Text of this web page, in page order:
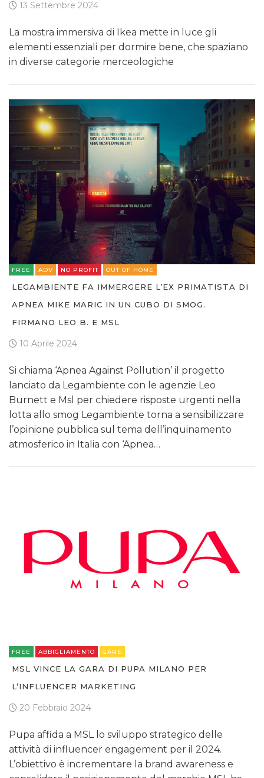
13 Settembre 2024
La mostra immersiva di Ikea mette in luce gli
elementi essenziali per dormire bene, che spaziano
in diverse categorie merceologiche
FREE ADV NO PROFIT OUT OF HOME
LEGAMBIENTE FA IMMERGERE L’EX PRIMATISTA DI
APNEA MIKE MARIC IN UN CUBO DI SMOG.
FIRMANO LEO B. E MSL
10 Aprile 2024
Si chiama ‘Apnea Against Pollution’ il progetto
lanciato da Legambiente con le agenzie Leo
Burnett e Msl per chiedere risposte urgenti nella
lotta allo smog Legambiente torna a sensibilizzare
l’opinione pubblica sul tema dell’inquinamento
atmosferico in Italia con ‘Apnea…
FREE ABBIGLIAMENTO GARE
MSL VINCE LA GARA DI PUPA MILANO PER
L’INFLUENCER MARKETING
20 Febbraio 2024
Pupa affida a MSL lo sviluppo strategico delle
attività di influencer engagement per il 2024.
L’obiettivo è incrementare la brand awareness e